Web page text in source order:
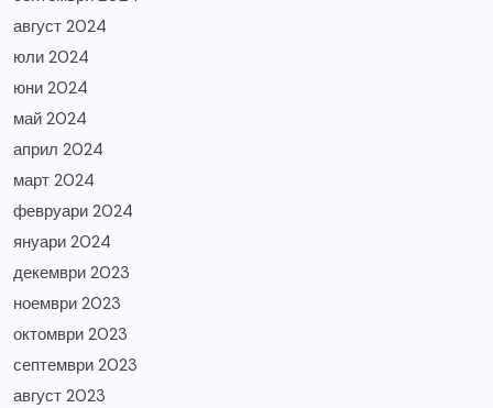
август 2024
юли 2024
юни 2024
май 2024
април 2024
март 2024
февруари 2024
януари 2024
декември 2023
ноември 2023
октомври 2023
септември 2023
август 2023